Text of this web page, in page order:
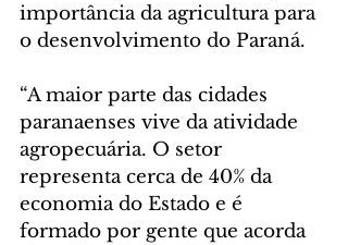
importância da agricultura para
o desenvolvimento do Paraná.
“A maior parte das cidades
paranaenses vive da atividade
agropecuária. O setor
representa cerca de 40% da
economia do Estado e é
formado por gente que acorda